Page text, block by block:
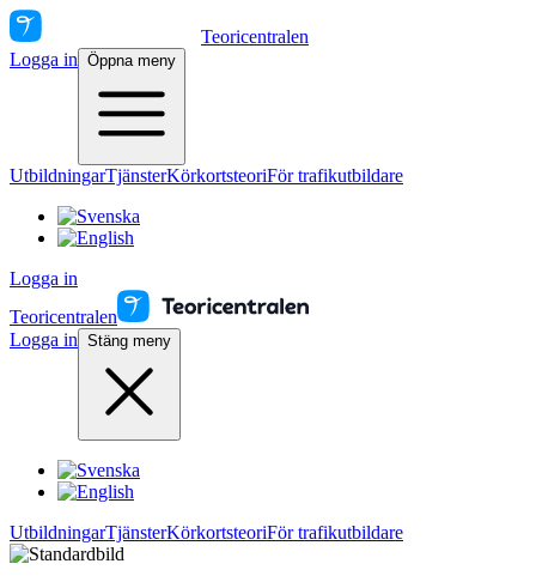
Teoricentralen
Logga in Öppna meny
UtbildningarTjänsterKörkortsteoriFör trafikutbildare
Logga in
Teoricentralen
Logga in Stäng meny
UtbildningarTjänsterKörkortsteoriFör trafikutbildare